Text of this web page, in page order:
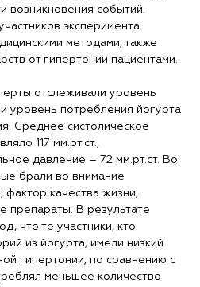
возникновения событий.
эксперимента
методами, также
от гипертонии пациентами.
отслеживали уровень
уровень потребления йогурта
Среднее систолическое
117 мм.рт.ст.,
давление – 72 мм.рт.ст. Во
брали во внимание
качества жизни,
препараты. В результате
что те участники, кто
из йогурта, имели низкий
гипертонии, по сравнению с
меньшее количество